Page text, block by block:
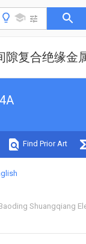
隙复合绝缘金
Find Prior Art
Shuangqiang